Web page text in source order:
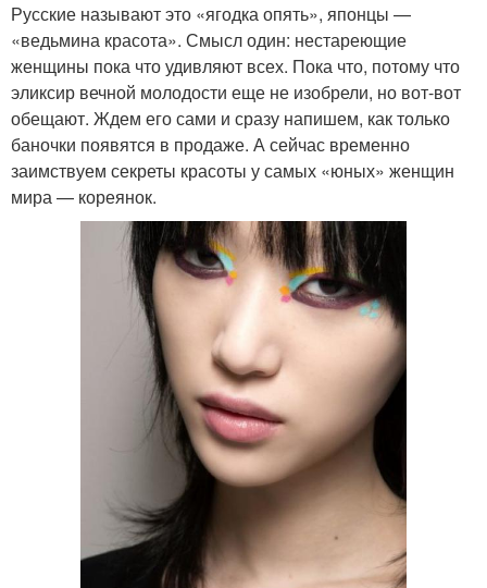
Русские называют это «ягодка опять», японцы —
«ведьмина красота». Смысл один: нестареющие
женщины пока что удивляют всех. Пока что, потому что
эликсир вечной молодости еще не изобрели, но вот-вот
обещают. Ждем его сами и сразу напишем, как только
баночки появятся в продаже. А сейчас временно
заимствуем секреты красоты у самых «юных» женщин
мира — кореянок.